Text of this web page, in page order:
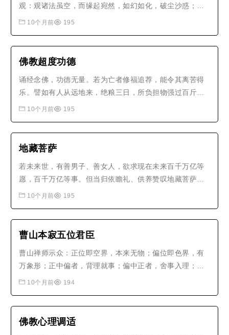
观：观诸法虽空，而缘起宛然，如幻如化，破尘沙惑；修
中观：观诸法非空非假，即空即假，双遮双照，破无明
中而不假；一中一切中，无空假而不中..
10个月前 195
佛教超度功德
诵经念佛，功德无量。若为亡者修福追荐，能令其离苦得
乐。譬如有人从远地来，绝粮三日，所负担物强过百斤，
忽遇邻人更附少物，以是之故转复困重。
10个月前 195
地藏菩萨
若未来世，有善男子、善女人，欲求现在未来百千万亿等
愿，百千万亿等事。但当归依瞻礼、供养赞叹地藏菩萨形
像，如是所愿所求，悉皆成就。
10个月前 195
曹山本寂五位君臣
曹山禅师示众：正位即空界，本来无物；偏位即色界，有
万象形；正中偏者，背理就事；偏中正者，舍事入理；兼
带者，冥应众缘，不堕诸有，非染非净，非正非偏。故
臣是正中偏，君臣道合是兼带语。..
10个月前 194
佛教心理调适